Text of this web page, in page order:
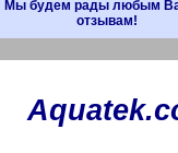
Мы будем рады любым
отзывам!